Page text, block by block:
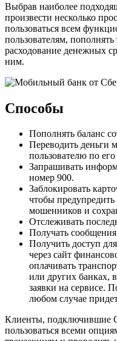
Выбрав наиболее
произвести несколько
пользоваться всем
пользователям,
расходование денежных
ним.
Способы
Пополнять баланс
Переводить деньги
пользователю по
Запрашивать
номер 900.
Заблокировать
чтобы
мошенников и
Отслеживать
Получать
Получить доступ
через сайт
оплачивать
или других банках,
заявки на сервисе.
любом случае
Клиенты, подключившие
пользоваться всеми